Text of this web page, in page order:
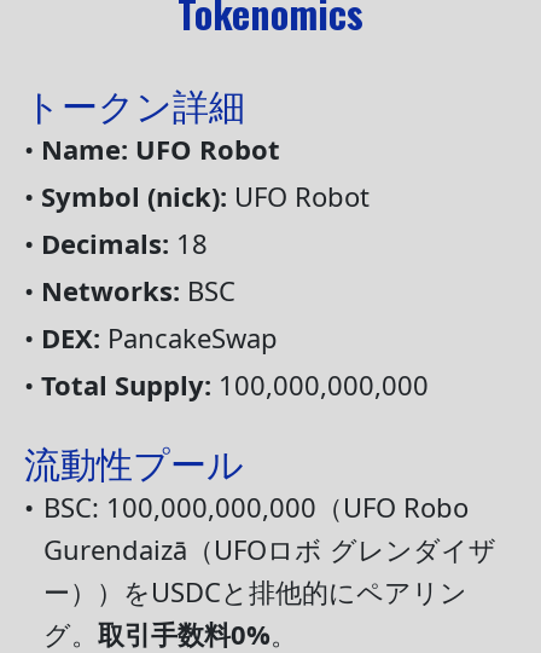
Tokenomics
トークン詳細
• Name: UFO Robot
• Symbol (nick): UFO Robot
• Decimals: 18
• Networks: BSC
• DEX: PancakeSwap
• Total Supply: 100,000,000,000
流動性プール
• BSC: 100,000,000,000（UFO Robo
Gurendaizā（UFOロボ グレンダイザ
ー））をUSDCと排他的にペアリン
グ。 取引手数料0%。